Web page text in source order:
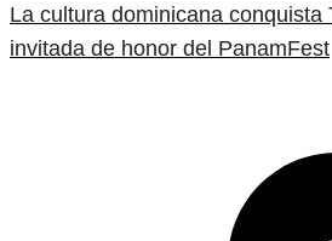
La cultura dominicana conquista
invitada de honor del PanamFest